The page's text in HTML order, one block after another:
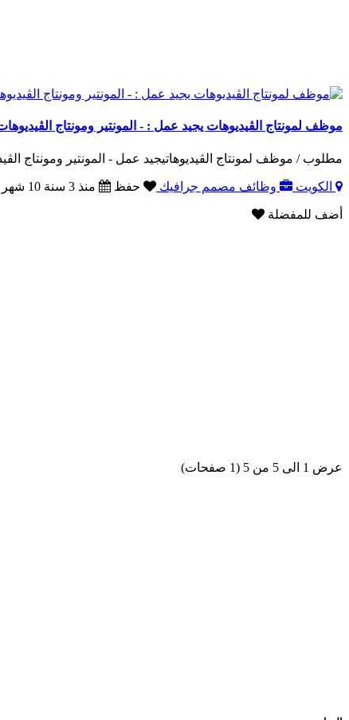
موظف لمونتاج الڤيديوهات يجيد عمل : - المونتير ومونتاج
مطلوب / موظف لمونتاج الڤيديوهاتيجيد عمل - المونتير ومونتاج
الكويت وظائف مصمم جرافيك حفظ منذ 3 سنة 10 شهر
أضف للمفضلة
عرض 1 الى 5 من 5 (1 صفحات)